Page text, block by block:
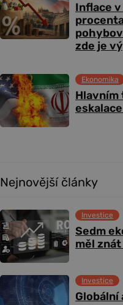
Inflace v
zde je
Hlavním
Ekonomika
Nejnovější články
Sedm
měl
Investice
Investice